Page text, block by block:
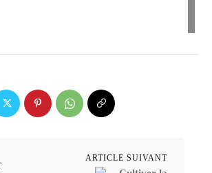
ARTICLE SUIVANT